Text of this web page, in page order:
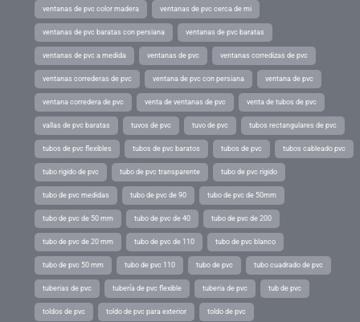
ventanas de pvc color madera ventanas de pvc cerca de mi
ventanas de pvc baratas con persiana ventanas de pvc baratas
ventanas de pvc a medida ventanas de pvc ventanas corredizas de pvc
ventanas correderas de pvc ventana de pvc con persiana ventana de pvc
ventana corredera de pvc venta de ventanas de pvc venta de tubos de pvc
vallas de pvc baratas tuvos de pvc tuvo de pvc tubos rectangulares de pvc
tubos de pvc flexibles tubos de pvc baratos tubos de pvc tubos cableado pvc
tubo rigido de pvc tubo de pvc transparente tubo de pvc rigido
tubo de pvc medidas tubo de pvc de 90 tubo de pvc de 50mm
tubo de pvc de 50 mm tubo de pvc de 40 tubo de pvc de 200
tubo de pvc de 20 mm tubo de pvc de 110 tubo de pvc blanco
tubo de pvc 50 mm tubo de pvc 110 tubo de pvc tubo cuadrado de pvc
tuberias de pvc tubería de pvc flexible tuberia de pvc tub de pvc
toldos de pvc toldo de pvc para exterior toldo de pvc